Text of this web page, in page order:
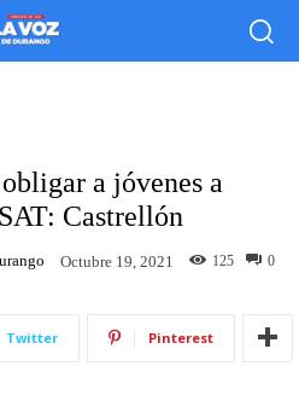
a jóvenes a
Castrellón
Octubre 19, 2021 0
125
Twitter Pinterest